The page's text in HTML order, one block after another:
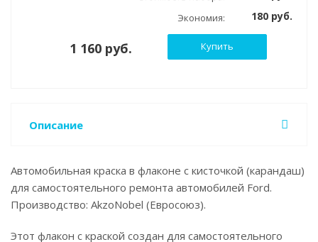
Экономия: 180 руб.
1 160 руб. Купить
Описание
Автомобильная краска в флаконе с кисточкой (карандаш)
для самостоятельного ремонта автомобилей Ford.
Производство: AkzoNobel (Евросоюз).
Этот флакон с краской создан для самостоятельного